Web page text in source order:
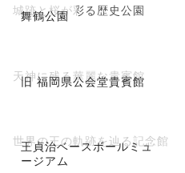
舞鶴公園
城跡と桜が彩る歴史公園
旧 福岡県公会堂貴賓館
天神に残る華麗な貴賓館
王貞治ベースボールミュ
ージアム
世界の王の軌跡を辿る記念館